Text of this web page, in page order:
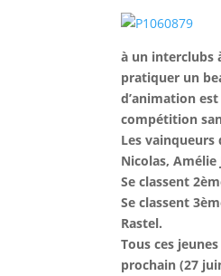
à un interclubs
pratiquer un
d’animation
compétition
Les vainqueurs
Nicolas,
Se classent
Se classent
Rastel.
Tous ces
prochain (27